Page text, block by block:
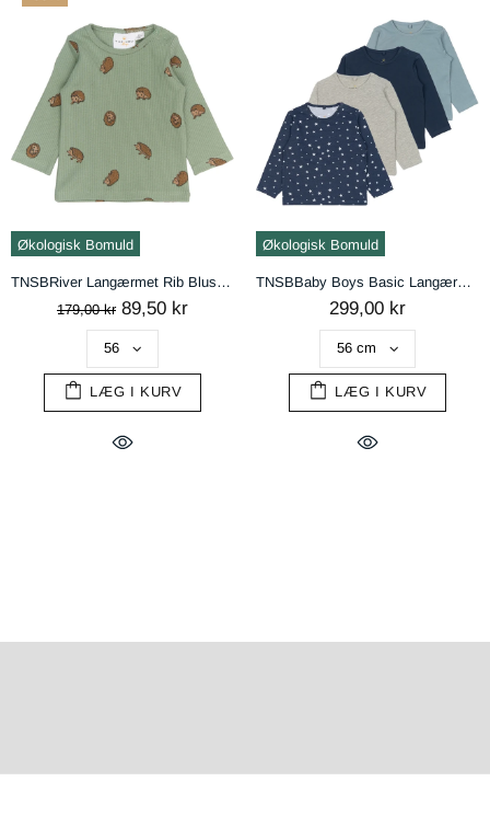
Økologisk Bomuld
TNSBRiver Langærmet Rib Bluse - Lily Pad AOP
179,00 kr 89,50 kr
LÆG I KURV
Økologisk Bomuld
TNSBBaby Boys Basic Langærmet Bluse Multi Pakke - Multi Color Mood Indigo
299,00 kr
LÆG I KURV